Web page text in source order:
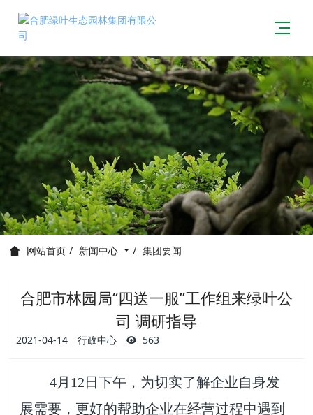
网站首页 新闻中心 集团要闻
合肥市林园局“四送一服”工作组来绿叶公
司 调研指导
2021-04-14 行政中心 563
4月12日下午，为切实了解企业自身发
展需要，更好的帮助企业在经营过程中遇到